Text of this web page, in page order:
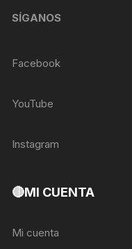
SÍGANOS
Facebook
YouTube
Instagram
🔴MI CUENTA
Mi cuenta